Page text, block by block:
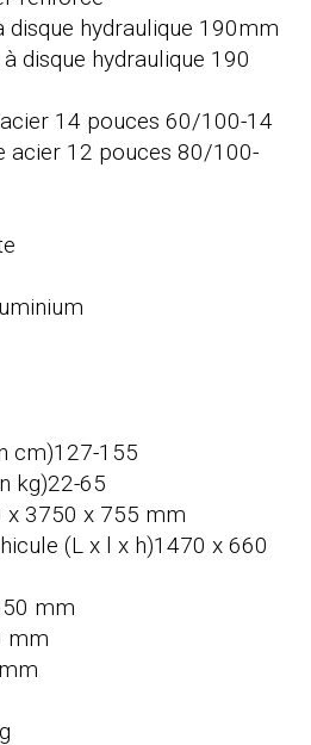
disque hydraulique 190mm
disque hydraulique 190
14 pouces 60/100-14
acier 12 pouces 80/100-
cm)127-155
kg)22-65
x 3750 x 755 mm
(L x l x h)1470 x 660
mm
mm